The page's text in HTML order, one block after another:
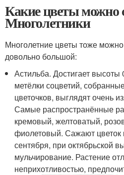
Какие цветы можно
Многолетники
Многолетние цветы тоже
довольно большой:
Астильба. Достигает
метёлки соцветий,
цветочков, выглядят очень
Самые распространённые
кремовый, желтоватый,
фиолетовый. Сажают цветок
сентября, при октябрьской
мульчирование. Растение
неприхотливостью,